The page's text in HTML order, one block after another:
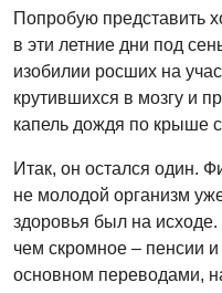
Попробую
в эти летние дни под
изобилии росших на
крутившихся в мозгу и
капель дождя по крыше
Итак, он остался один.
не молодой организм
здоровья был на
чем скромное – пенсии
основном переводами,